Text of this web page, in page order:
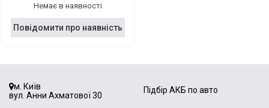
Немає в наявності
Повідомити про наявність
м. Київ
вул. Анни Ахматової 30
Підбір АКБ по авто